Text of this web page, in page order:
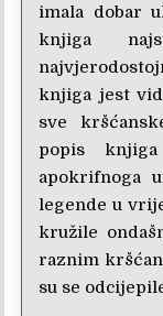
imala dobar
knjiga
knjiga jest
sve
popis
apokrifnoga
legende u
kružile
raznim
su se